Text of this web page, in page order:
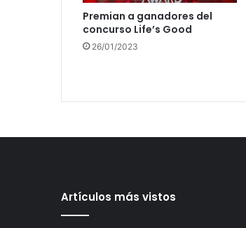
Premian a ganadores del
concurso Life’s Good
26/01/2023
Artículos más vistos